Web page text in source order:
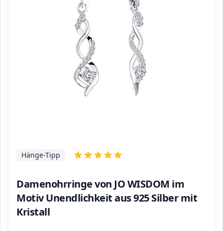
Damenohrringe von JO WISDOM im
Motiv Unendlichkeit aus 925 Silber mit
Kristall
Hänge-Tipp